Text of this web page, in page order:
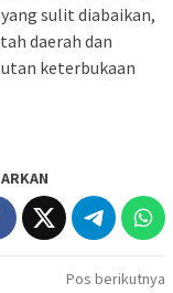
sulit diabaikan,
daerah dan
keterbukaan
Pos berikutnya